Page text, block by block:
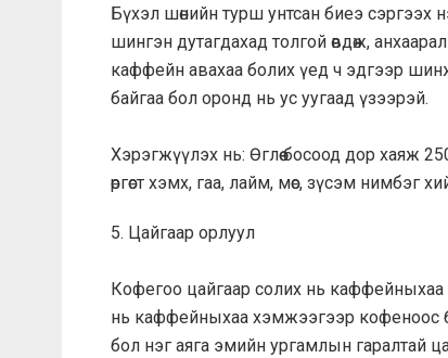
Бүхэл шөнийн турш унтсан биеэ сэргээх
шингэн дутагдахад толгой өвдөж, анхаарал
каффейн авахаа болих үед ч эдгээр
байгаа бол оронд нь ус уугаад үзээрэй.
Хэрэгжүүлэх нь: Өглөө босоод дор хаяж
өргөст хэмх, гаа, лайм, мөс, зүсэм нимбэг
5. Цайгаар орлуул
Кофегоо цайгаар солих нь
нь каффейныхаа хэмжээгээр кофеноос
бол нэг аяга эмийн ургамлын гаралтай